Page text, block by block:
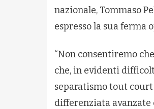
nazionale, Tommaso
espresso la sua ferma
“Non consentiremo
che, in evidenti
separatismo tout
differenziata